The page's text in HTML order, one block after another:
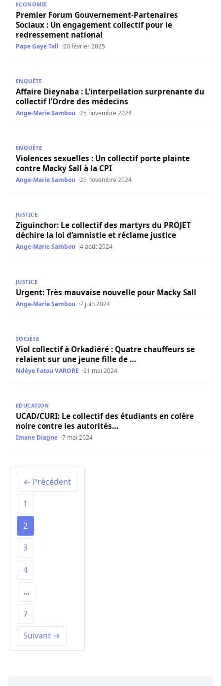
ECONOMIE
Premier Forum Gouvernement-Partenaires
Sociaux : Un engagement collectif pour le
redressement national
Pape Gaye Tall 20 février 2025
ENQUÊTE
Affaire Dieynaba : L’interpellation surprenante du
collectif l’Ordre des médecins
Ange-Marie Sambou 25 novembre 2024
ENQUÊTE
Violences sexuelles : Un collectif porte plainte
contre Macky Sall à la CPI
Ange-Marie Sambou 25 novembre 2024
JUSTICE
Ziguinchor: Le collectif des martyrs du PROJET
déchire la loi d’amnistie et réclame justice
Ange-Marie Sambou 4 août 2024
JUSTICE
Urgent: Très mauvaise nouvelle pour Macky Sall
Ange-Marie Sambou 7 juin 2024
SOCIÉTÉ
Viol collectif à Orkadiéré : Quatre chauffeurs se
relaient sur une jeune fille de …
Ndèye Fatou VARORE 21 mai 2024
EDUCATION
UCAD/CURI: Le collectif des étudiants en colère
noire contre les autorités…
Imane Diagne 7 mai 2024
← Précédent
1
2
3
4
…
7
Suivant →